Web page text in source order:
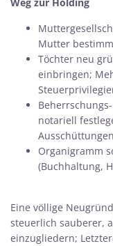
Mutter
Töchter neu
einbringen;
notariell
Organigramm
(Buchhaltung,
Eine völlige
steuerlich sauberer,
einzugliedern;